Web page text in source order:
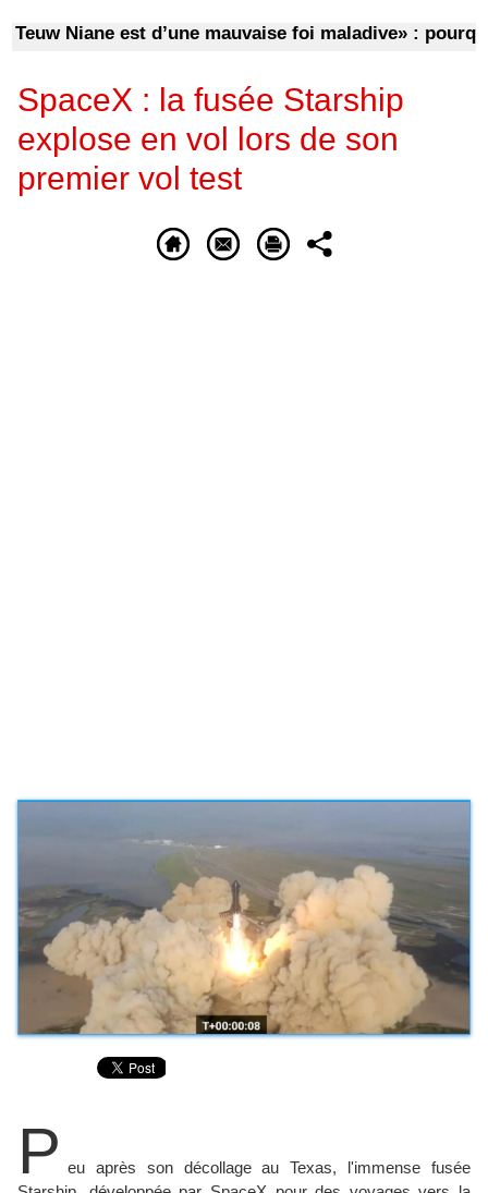
Niane est d’une mauvaise foi maladive» : pourquoi
SpaceX : la fusée Starship
explose en vol lors de son
premier vol test
P eu après son décollage au Texas, l'immense fusée